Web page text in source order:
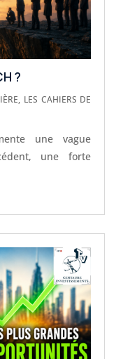
?
, LES CAHIERS DE
une vague
une forte